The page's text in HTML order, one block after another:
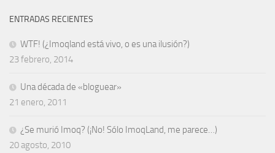
ENTRADAS RECIENTES
WTF! (¿Imoqland está vivo, o es una ilusión?)
23 febrero, 2014
Una década de «bloguear»
21 enero, 2011
¿Se murió Imoq? (¡No! Sólo ImoqLand, me parece…)
20 agosto, 2010